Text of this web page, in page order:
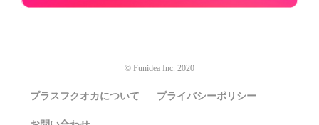
© Funidea Inc. 2020
プラスフクオカについて プライバシーポリシー